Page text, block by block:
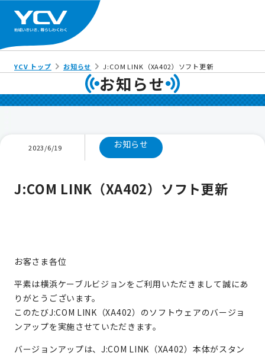
YCV トップ お知らせ J:COM LINK（XA402）ソフト更新
お知らせ
2023/6/19 お知らせ
J:COM LINK（XA402）ソフト更新
お客さま各位
平素は横浜ケーブルビジョンをご利用いただきまして誠にあ
りがとうございます。
このたびJ:COM LINK（XA402）のソフトウェアのバージョ
ンアップを実施させていただきます。
バージョンアップは、J:COM LINK（XA402）本体がスタン